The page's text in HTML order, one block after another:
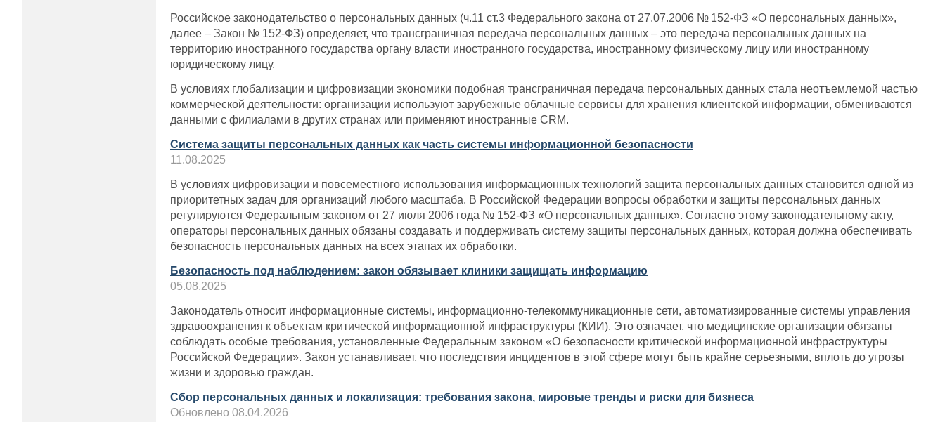
Российское законодательство о персональных данных (ч.11 ст.3 Федерального закона от 27.07.2006 № 152-ФЗ «О персональных данных»,
далее – Закон № 152-ФЗ) определяет, что трансграничная передача персональных данных – это передача персональных данных на
территорию иностранного государства органу власти иностранного государства, иностранному физическому лицу или иностранному
юридическому лицу.
В условиях глобализации и цифровизации экономики подобная трансграничная передача персональных данных стала неотъемлемой частью
коммерческой деятельности: организации используют зарубежные облачные сервисы для хранения клиентской информации, обмениваются
данными с филиалами в других странах или применяют иностранные CRM.
Система защиты персональных данных как часть системы информационной безопасности
11.08.2025
В условиях цифровизации и повсеместного использования информационных технологий защита персональных данных становится одной из
приоритетных задач для организаций любого масштаба. В Российской Федерации вопросы обработки и защиты персональных данных
регулируются Федеральным законом от 27 июля 2006 года № 152-ФЗ «О персональных данных». Согласно этому законодательному акту,
операторы персональных данных обязаны создавать и поддерживать систему защиты персональных данных, которая должна обеспечивать
безопасность персональных данных на всех этапах их обработки.
Безопасность под наблюдением: закон обязывает клиники защищать информацию
05.08.2025
Законодатель относит информационные системы, информационно-телекоммуникационные сети, автоматизированные системы управления
здравоохранения к объектам критической информационной инфраструктуры (КИИ). Это означает, что медицинские организации обязаны
соблюдать особые требования, установленные Федеральным законом «О безопасности критической информационной инфраструктуры
Российской Федерации». Закон устанавливает, что последствия инцидентов в этой сфере могут быть крайне серьезными, вплоть до угрозы
жизни и здоровью граждан.
Сбор персональных данных и локализация: требования закона, мировые тренды и риски для бизнеса
Обновлено 08.04.2026